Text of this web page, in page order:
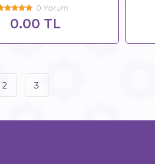
0 Yorum
0.00 TL
2 3